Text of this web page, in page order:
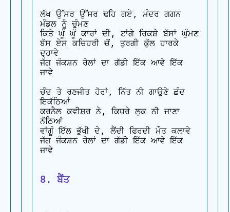
ਲੱਖ ਉੱਸਰ ਉੱਸਰ ਢਹਿ ਗਏ, ਮੰਦਰ ਗਗਨ
ਮੰਡਲ ਨੂੰ ਚੁੰਮਣ
ਕਿਤੇ ਘੂੰ ਘੂੰ ਕਾਰਾਂ ਦੀ, ਟਾਂਗੇ ਰਿਕਸ਼ੇ ਬੱਸਾਂ ਘੁੰਮਣ
ਬੱਸ ਏਸ ਕਚਿਹਰੀ ਚੋਂ, ਤੁਰਗੀ ਕੁੱਲ ਹਾਰਕੇ
ਦ੍ਹਾਵੇ
ਜੱਗ ਜੰਕਸ਼ਨ ਰੇਲਾਂ ਦਾ ਗੱਡੀ ਇੱਕ ਆਵੇ ਇੱਕ
ਜਾਵੇ
ਚੰਦ ਤੇ ਰਣਜੀਤ ਹੋਰਾਂ, ਨਿੱਤ ਨੀ ਗਾਉਣੇ ਛੰਦ
ਇਕੱਠਿਆਂ
ਕਰਨੈਲ ਕਵੀਸ਼ਰ ਨੇ, ਕਿਧਰੇ ਲੁਕ ਨੀ ਜਾਣਾ
ਨੱਠਿਆਂ
ਵਾਂਗੂੰ ਇੱਲ ਭੁੱਖੀ ਦੇ, ਲੈਂਦੀ ਫਿਰਦੀ ਮੌਤ ਕਲਾਵੇ
ਜੱਗ ਜੰਕਸ਼ਨ ਰੇਲਾਂ ਦਾ ਗੱਡੀ ਇੱਕ ਆਵੇ ਇੱਕ
ਜਾਵੇ
8. ਬੈਂਤ